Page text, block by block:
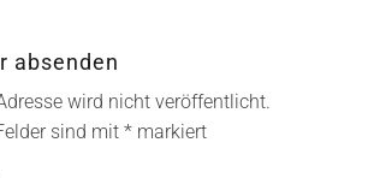
absenden
wird nicht veröffentlicht.
sind mit *markiert